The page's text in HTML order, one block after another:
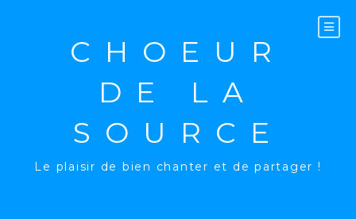
CHOEUR
DE LA
SOURCE
Le plaisir de bien chanter et de partager !